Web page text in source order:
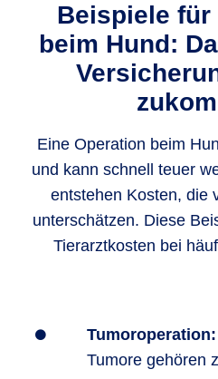
Beispiele für
beim Hund:
Eine Operation beim
und kann schnell teuer
entstehen Kosten, die
unterschätzen. Diese
Tierarztkosten bei
Tumore gehören